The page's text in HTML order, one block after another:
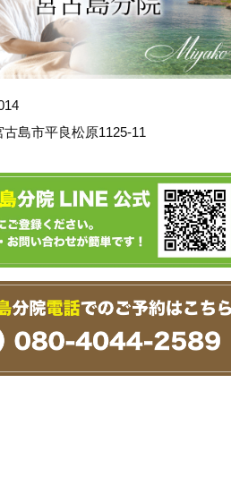
古島市平良松原1125-11